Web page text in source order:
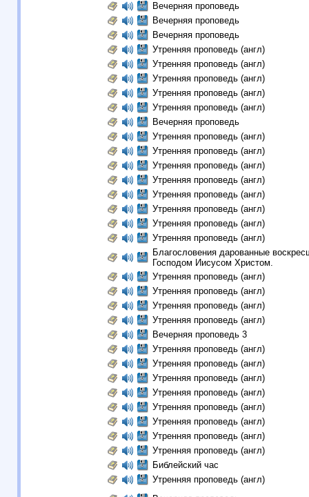
Вечерняя проповедь
Вечерняя проповедь
Вечерняя проповедь
Утренняя проповедь (англ)
Утренняя проповедь (англ)
Утренняя проповедь (англ)
Утренняя проповедь (англ)
Утренняя проповедь (англ)
Вечерняя проповедь
Утренняя проповедь (англ)
Утренняя проповедь (англ)
Утренняя проповедь (англ)
Утренняя проповедь (англ)
Утренняя проповедь (англ)
Утренняя проповедь (англ)
Утренняя проповедь (англ)
Утренняя проповедь (англ)
Благословения дарованные
Господом Иисусом Христом.
Утренняя проповедь (англ)
Утренняя проповедь (англ)
Утренняя проповедь (англ)
Утренняя проповедь (англ)
Вечерняя проповедь 3
Утренняя проповедь (англ)
Утренняя проповедь (англ)
Утренняя проповедь (англ)
Утренняя проповедь (англ)
Утренняя проповедь (англ)
Утренняя проповедь (англ)
Утренняя проповедь (англ)
Утренняя проповедь (англ)
Библейский час
Утренняя проповедь (англ)